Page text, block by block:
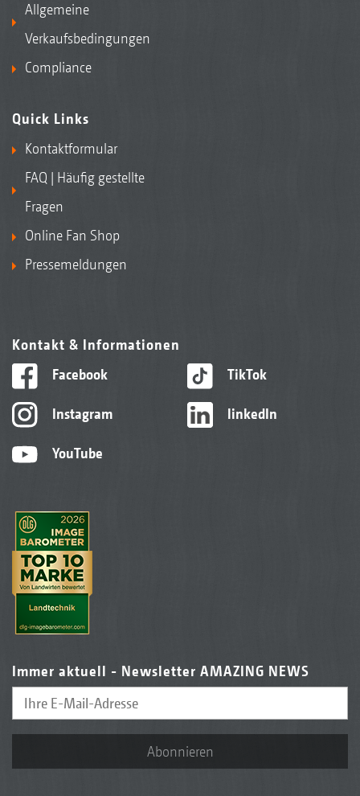
Allgemeine
Verkaufsbedingungen
Compliance
Quick Links
Kontaktformular
FAQ | Häufig gestellte
Fragen
Online Fan Shop
Pressemeldungen
Kontakt & Informationen
Facebook
Instagram
YouTube
TikTok
linkedIn
Immer aktuell - Newsletter AMAZING NEWS
Abonnieren